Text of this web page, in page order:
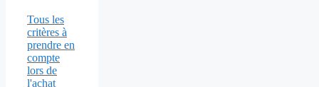
Tous les
critères à
prendre en
compte
lors de
l'achat